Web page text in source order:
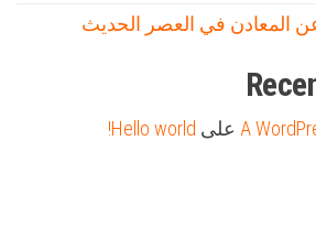
المعادن في العصر الحديث
A على Hello world!